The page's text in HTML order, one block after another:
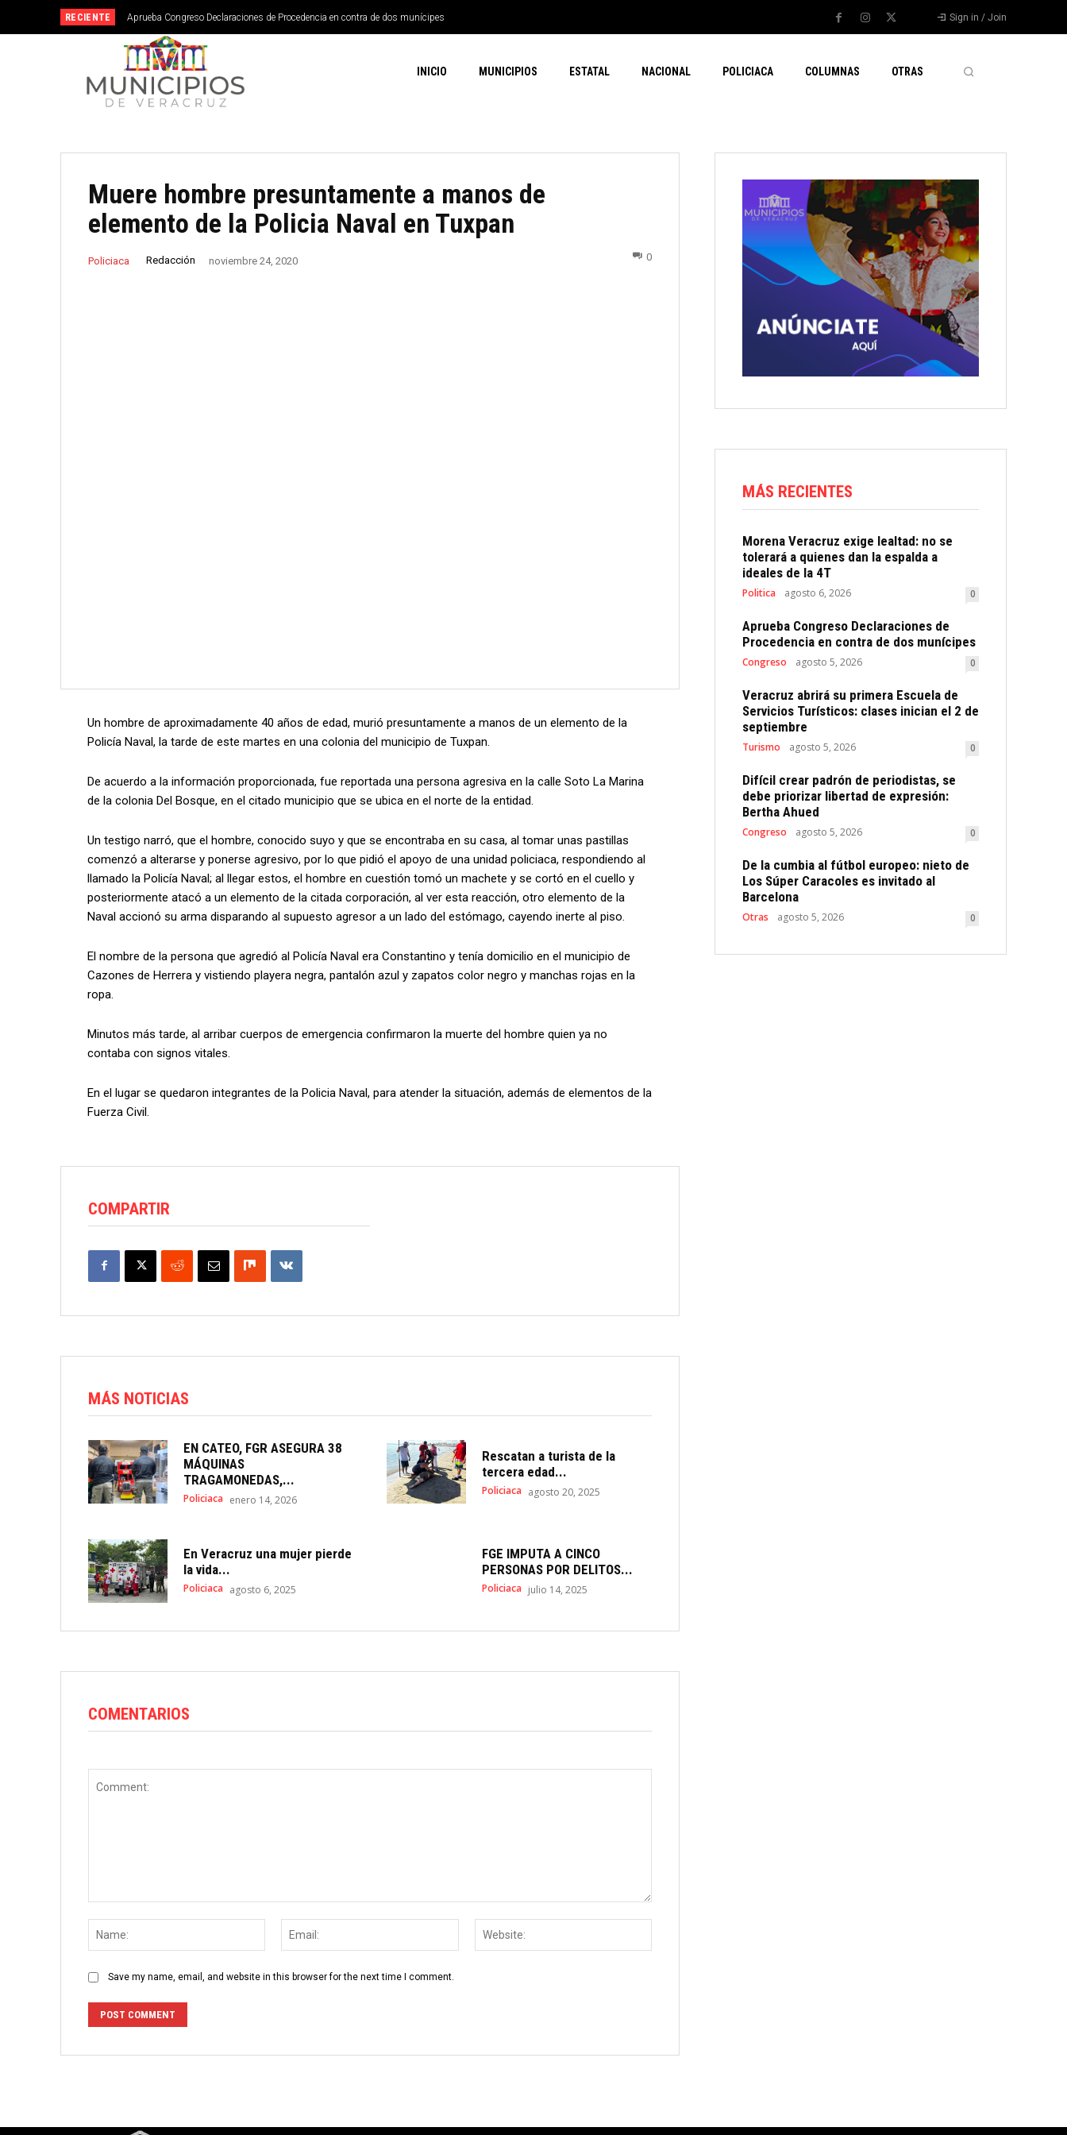
RECIENTE Aprueba Congreso Declaraciones de Procedencia en contra de dos munícipes Sign in / Join
INICIO MUNICIPIOS ESTATAL NACIONAL POLICIACA COLUMNAS OTRAS
Muere hombre presuntamente a manos de
elemento de la Policia Naval en Tuxpan
Policiaca Redacción noviembre 24, 2020 0
Un hombre de aproximadamente 40 años de edad, murió presuntamente a manos de un elemento de la
Policía Naval, la tarde de este martes en una colonia del municipio de Tuxpan.
De acuerdo a la información proporcionada, fue reportada una persona agresiva en la calle Soto La Marina
de la colonia Del Bosque, en el citado municipio que se ubica en el norte de la entidad.
Un testigo narró, que el hombre, conocido suyo y que se encontraba en su casa, al tomar unas pastillas
comenzó a alterarse y ponerse agresivo, por lo que pidió el apoyo de una unidad policiaca, respondiendo al
llamado la Policía Naval; al llegar estos, el hombre en cuestión tomó un machete y se cortó en el cuello y
posteriormente atacó a un elemento de la citada corporación, al ver esta reacción, otro elemento de la
Naval accionó su arma disparando al supuesto agresor a un lado del estómago, cayendo inerte al piso.
El nombre de la persona que agredió al Policía Naval era Constantino y tenía domicilio en el municipio de
Cazones de Herrera y vistiendo playera negra, pantalón azul y zapatos color negro y manchas rojas en la
ropa.
Minutos más tarde, al arribar cuerpos de emergencia confirmaron la muerte del hombre quien ya no
contaba con signos vitales.
En el lugar se quedaron integrantes de la Policia Naval, para atender la situación, además de elementos de la
Fuerza Civil.
COMPARTIR
MÁS NOTICIAS
EN CATEO, FGR ASEGURA 38
MÁQUINAS
TRAGAMONEDAS,...
Policiaca enero 14, 2026
Rescatan a turista de la
tercera edad...
Policiaca agosto 20, 2025
En Veracruz una mujer pierde
la vida...
Policiaca agosto 6, 2025
FGE IMPUTA A CINCO
PERSONAS POR DELITOS...
Policiaca julio 14, 2025
COMENTARIOS
Save my name, email, and website in this browser for the next time I comment.
MÁS RECIENTES
Morena Veracruz exige lealtad: no se
tolerará a quienes dan la espalda a
ideales de la 4T
Politica agosto 6, 2026 0
Aprueba Congreso Declaraciones de
Procedencia en contra de dos munícipes
Congreso agosto 5, 2026 0
Veracruz abrirá su primera Escuela de
Servicios Turísticos: clases inician el 2 de
septiembre
Turismo agosto 5, 2026 0
Difícil crear padrón de periodistas, se
debe priorizar libertad de expresión:
Bertha Ahued
Congreso agosto 5, 2026 0
De la cumbia al fútbol europeo: nieto de
Los Súper Caracoles es invitado al
Barcelona
Otras agosto 5, 2026 0